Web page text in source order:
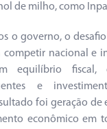
de milho, como
o governo, o
competir nacional e
equilíbrio fiscal,
e
foi geração de
econômico em